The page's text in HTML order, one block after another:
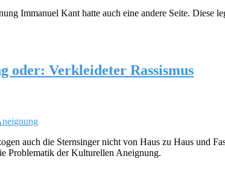
Immanuel Kant hatte auch eine andere Seite.
oder: Verkleideter Rassismus
auch die Sternsinger nicht von Haus zu Haus und
Problematik der Kulturellen Aneignung.